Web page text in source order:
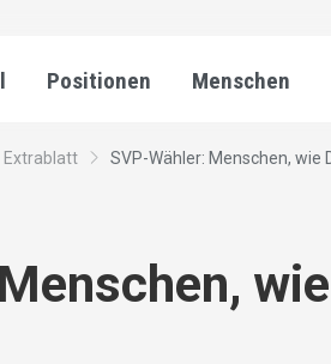
Positionen Menschen
Extrablatt SVP-Wähler: Menschen, wie